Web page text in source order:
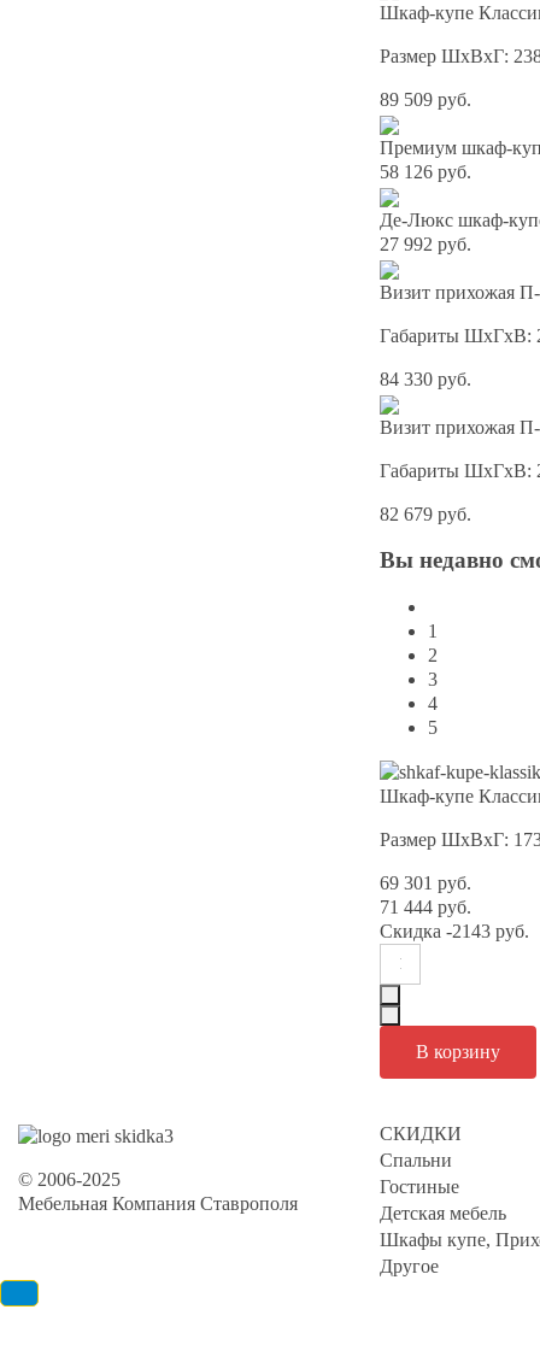
Шкаф-купе
Размер ШхВхГ:
89 509 руб.
Премиум шкаф-
58 126 руб.
Де-Люкс шкаф-
27 992 руб.
Визит прихожая
Габариты ШхГхВ:
84 330 руб.
Визит прихожая
Габариты ШхГхВ:
82 679 руб.
Вы недавно
1
2
3
4
5
Шкаф-купе
Размер ШхВхГ:
69 301 руб.
71 444 руб.
Скидка -2143 руб.
© 2006-2025
Мебельная Компания Ставрополя
СКИДКИ
Спальни
Гостиные
Детская мебель
Шкафы купе,
Другое